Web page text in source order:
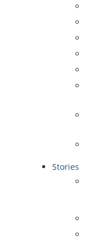
Stories